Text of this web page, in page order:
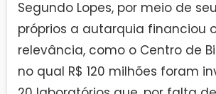
Segundo Lopes, por meio de
próprios a autarquia financiou
relevância, como o Centro de
no qual R$ 120 milhões foram